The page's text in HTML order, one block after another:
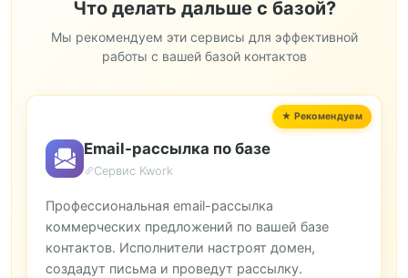
Что делать дальше с базой?
Мы рекомендуем эти сервисы для эффективной
работы с вашей базой контактов
Email-рассылка по базе
Сервис Kwork
Профессиональная email-рассылка
коммерческих предложений по вашей базе
контактов. Исполнители настроят домен,
создадут письма и проведут рассылку.